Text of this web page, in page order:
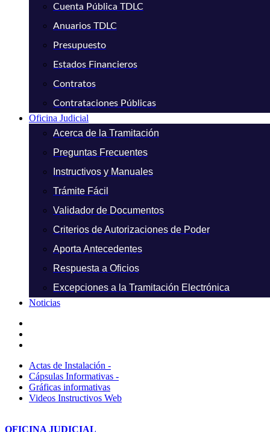
Cuenta Pública TDLC
Anuarios TDLC
Presupuesto
Estados Financieros
Contratos
Contrataciones Públicas
Oficina Judicial
Acerca de la Tramitación
Preguntas Frecuentes
Instructivos y Manuales
Trámite Fácil
Validador de Documentos
Criterios de Autorizaciones de Poder
Aporta Antecedentes
Respuesta a Oficios
Excepciones a la Tramitación Electrónica
Noticias
Actas de Instalación -
Cápsulas Informativas -
Gráficas informativas
Videos Instructivos Web
OFICINA JUDICIAL